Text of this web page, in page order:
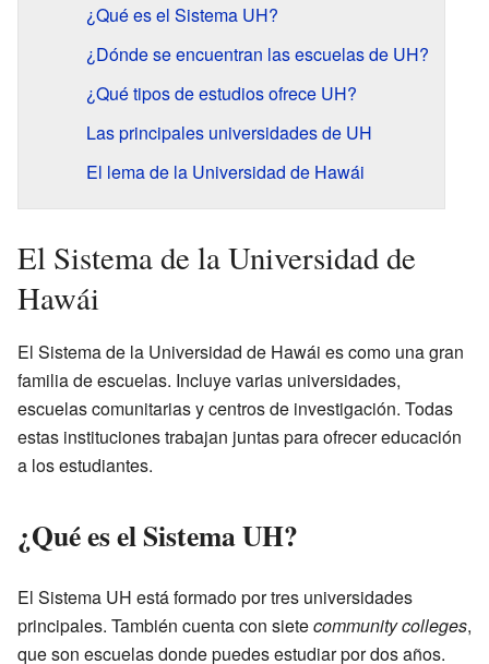
¿Qué es el Sistema UH?
¿Dónde se encuentran las escuelas de UH?
¿Qué tipos de estudios ofrece UH?
Las principales universidades de UH
El lema de la Universidad de Hawái
El Sistema de la Universidad de
Hawái
El Sistema de la Universidad de Hawái es como una gran
familia de escuelas. Incluye varias universidades,
escuelas comunitarias y centros de investigación. Todas
estas instituciones trabajan juntas para ofrecer educación
a los estudiantes.
¿Qué es el Sistema UH?
El Sistema UH está formado por tres universidades
principales. También cuenta con sietecommunity colleges,
que son escuelas donde puedes estudiar por dos años.